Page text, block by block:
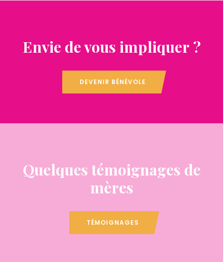
Envie de vous impliquer ?
DEVENIR BÉNÉVOLE
Quelques témoignages de
mères
TÉMOIGNAGES